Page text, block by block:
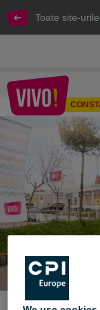
Toate site-urile
Constanta
SĂRBĂTORI